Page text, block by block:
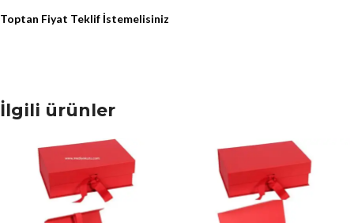
Toptan Fiyat Teklif İstemelisiniz
İlgili ürünler